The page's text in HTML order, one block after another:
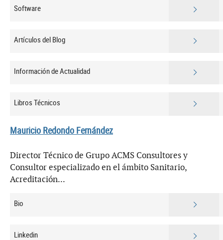
Software
Artículos del Blog
Información de Actualidad
Libros Técnicos
Mauricio Redondo Fernández
Director Técnico de Grupo ACMS Consultores y
Consultor especializado en el ámbito Sanitario,
Acreditación...
Bio
Linkedin